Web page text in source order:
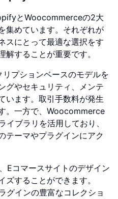
とWoocommerceの2大
集めています。それぞれが
スにとって最適な選択をす
解することが重要です。
プションベースのモデルを
グやセキュリティ、メンテ
います。取引手数料が発生
。一方で、Woocommerce
ブラリを活用しており、
テーマやプラグインにアク
Eコマースサイトのデザイン
することができます。
グインの豊富なコレクショ